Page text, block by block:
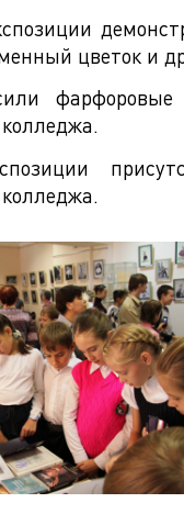
цветок и